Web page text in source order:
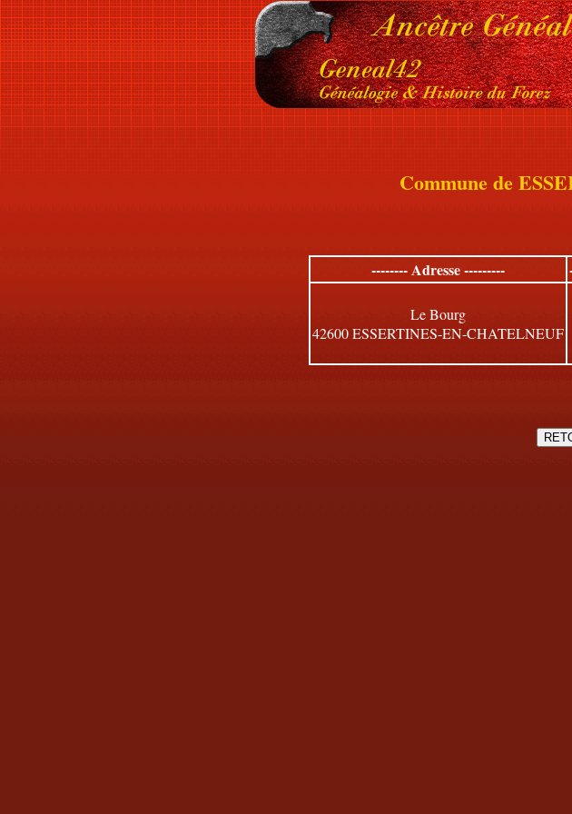
Commune de
-------- Adresse ---------
Le Bourg
42600 ESSERTINES-EN-CHATELNEUF